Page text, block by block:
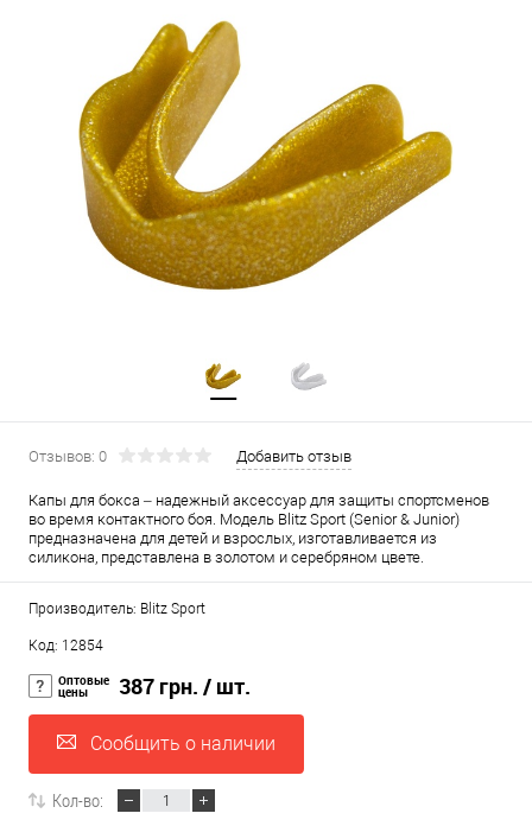
Отзывов: 0 Добавить отзыв
Капы для бокса – надежный аксессуар для защиты спортсменов
во время контактного боя. Модель Blitz Sport (Senior & Junior)
предназначена для детей и взрослых, изготавливается из
силикона, представлена в золотом и серебряном цвете.
Производитель: Blitz Sport
Код: 12854
Оптовые
цены 387 грн. / шт.
Сообщить о наличии
Кол-во: